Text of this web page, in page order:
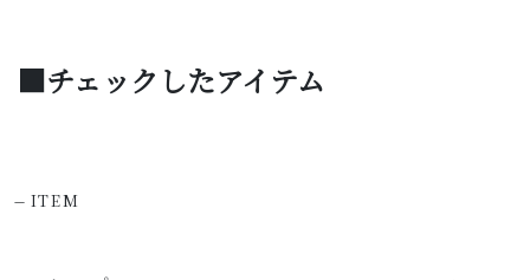
■チェックしたアイテム
-ITEM